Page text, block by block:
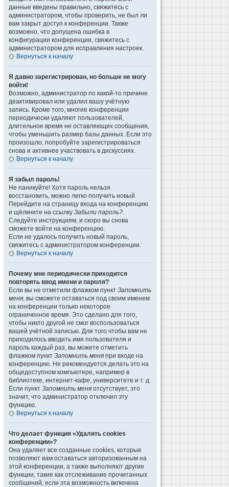
данные введены правильно, свяжитесь с
администратором, чтобы проверить, не был ли
вам закрыт доступ к конференции. Также
возможно, что допущена ошибка в
конфигурации конференции, свяжитесь с
администратором для исправления настроек.
Вернуться к началу
Я давно зарегистрирован, но больше не могу
войти!
Возможно, администратор по какой-то причине
деактивировал или удалил вашу учётную
запись. Кроме того, многие конференции
периодически удаляют пользователей,
длительное время не оставляющих сообщения,
чтобы уменьшить размер базы данных. Если это
произошло, попробуйте зарегистрироваться
снова и активнее участвовать в дискуссиях.
Вернуться к началу
Я забыл пароль!
Не паникуйте! Хотя пароль нельзя
восстановить, можно легко получить новый.
Перейдите на страницу входа на конференцию
и щёлкните на ссылку Забыли пароль?.
Следуйте инструкциям, и скоро вы снова
сможете войти на конференцию.
Если не удалось получить новый пароль,
свяжитесь с администратором конференции.
Вернуться к началу
Почему мне периодически приходится
повторять ввод имени и пароля?
Если вы не отметили флажком пункт Запомнить
меня, вы сможете оставаться под своим именем
на конференции только некоторое
ограниченное время. Это сделано для того,
чтобы никто другой не смог воспользоваться
вашей учётной записью. Для того чтобы вам не
приходилось вводить имя пользователя и
пароль каждый раз, вы можете отметить
флажком пункт Запомнить меня при входе на
конференцию. Не рекомендуется делать это на
общедоступном компьютере, например в
библиотеке, интернет-кафе, университете и т. д.
Если пункт Запомнить меня отсутствует, это
значит, что администратор отключил эту
функцию.
Вернуться к началу
Что делает функция «Удалить cookies
конференции»?
Она удаляет все созданные cookies, которые
позволяют вам оставаться авторизованным на
этой конференции, а также выполняют другие
функции, такие как отслеживание прочитанных
сообщений, если эта возможность включена